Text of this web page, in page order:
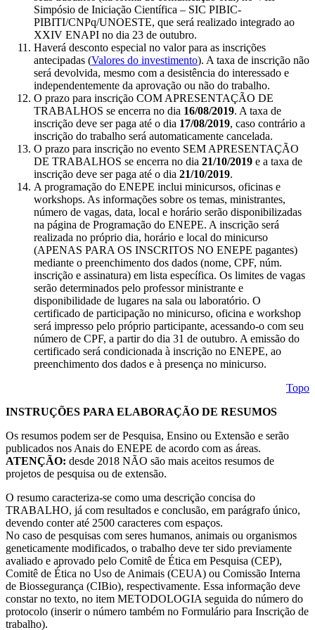
Simpósio de Iniciação Científica – SIC PIBIC-
PIBITI/CNPq/UNOESTE, que será realizado integrado ao
XXIV ENAPI no dia 23 de outubro.
Haverá desconto especial no valor para as inscrições
antecipadas (Valores do investimento). A taxa de inscrição não
será devolvida, mesmo com a desistência do interessado e
independentemente da aprovação ou não do trabalho.
O prazo para inscrição COM APRESENTAÇÃO DE
TRABALHOS se encerra no dia 16/08/2019. A taxa de
inscrição deve ser paga até o dia 17/08/2019, caso contrário a
inscrição do trabalho será automaticamente cancelada.
O prazo para inscrição no evento SEM APRESENTAÇÃO
DE TRABALHOS se encerra no dia 21/10/2019 e a taxa de
inscrição deve ser paga até o dia 21/10/2019.
A programação do ENEPE inclui minicursos, oficinas e
workshops. As informações sobre os temas, ministrantes,
número de vagas, data, local e horário serão disponibilizadas
na página de Programação do ENEPE. A inscrição será
realizada no próprio dia, horário e local do minicurso
(APENAS PARA OS INSCRITOS NO ENEPE pagantes)
mediante o preenchimento dos dados (nome, CPF, núm.
inscrição e assinatura) em lista específica. Os limites de vagas
serão determinados pelo professor ministrante e
disponibilidade de lugares na sala ou laboratório. O
certificado de participação no minicurso, oficina e workshop
será impresso pelo próprio participante, acessando-o com seu
número de CPF, a partir do dia 31 de outubro. A emissão do
certificado será condicionada à inscrição no ENEPE, ao
preenchimento dos dados e à presença no minicurso.
Topo
INSTRUÇÕES PARA ELABORAÇÃO DE RESUMOS
Os resumos podem ser de Pesquisa, Ensino ou Extensão e serão
publicados nos Anais do ENEPE de acordo com as áreas.
ATENÇÃO: desde 2018 NÃO são mais aceitos resumos de
projetos de pesquisa ou de extensão.
O resumo caracteriza-se como uma descrição concisa do
TRABALHO, já com resultados e conclusão, em parágrafo único,
devendo conter até 2500 caracteres com espaços.
No caso de pesquisas com seres humanos, animais ou organismos
geneticamente modificados, o trabalho deve ter sido previamente
avaliado e aprovado pelo Comitê de Ética em Pesquisa (CEP),
Comitê de Ética no Uso de Animais (CEUA) ou Comissão Interna
de Biossegurança (CIBio), respectivamente. Essa informação deve
constar no texto, no item METODOLOGIA seguida do número do
protocolo (inserir o número também no Formulário para Inscrição de
trabalho).